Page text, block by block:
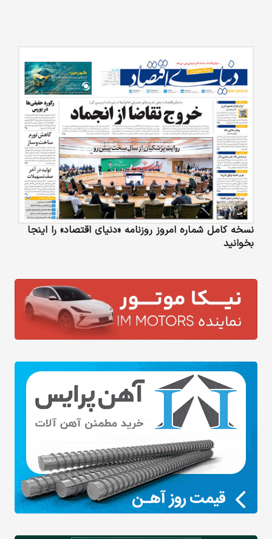
نسخه کامل شماره امروز روزنامه «دنیای‌ اقتصاد» را اینجا
بخوانید